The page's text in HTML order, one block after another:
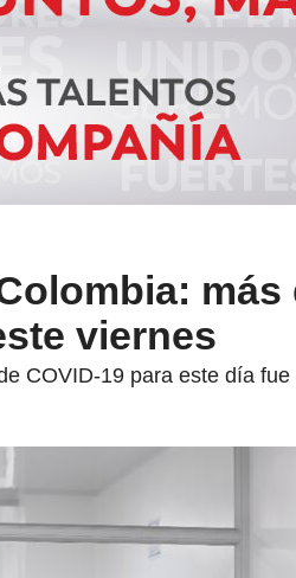
viernes
COVID-19 para este día fue